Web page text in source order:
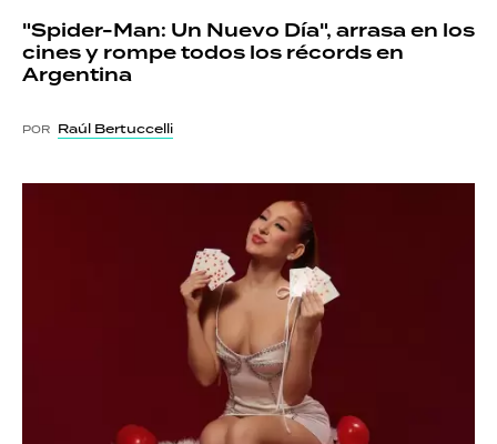
"Spider-Man: Un Nuevo Día", arrasa en los
cines y rompe todos los récords en
Argentina
POR Raúl Bertuccelli